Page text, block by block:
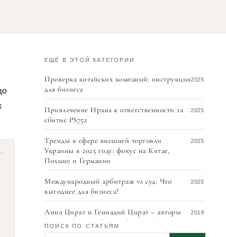
ЕЩЁ В ЭТОЙ КАТЕГОРИИ
Проверка китайских компаний: инструкция
для бизнеса
2025
Привлечение Ирана к ответственности за
сбитие PS752
2025
Тренды в сфере внешней торговли
Украины в 2025 году: фокус на Китае,
Польше и Германии
2025
Международный арбитраж vs суд: Что
выгоднее для бизнеса?
2025
Анна Цират и Геннадий Цират – авторы
монографии Civil Procedure in Ukraine
издательства Wolters Kluwer
2019
ПОИСК ПО СТАТЬЯМ